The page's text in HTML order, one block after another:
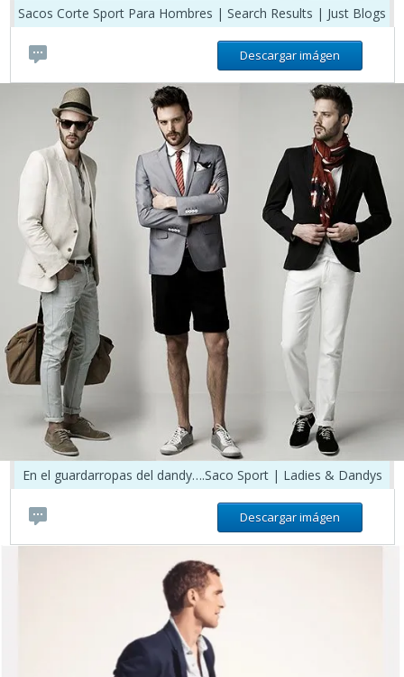
Sacos Corte Sport Para Hombres | Search Results | Just Blogs
Descargar imágen
En el guardarropas del dandy….Saco Sport | Ladies & Dandys
Descargar imágen